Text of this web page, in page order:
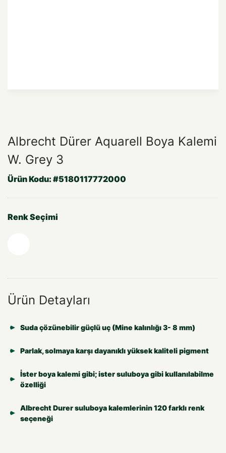
Albrecht Dürer Aquarell Boya Kalemi
W. Grey 3
Ürün Kodu: #5180117772000
Renk Seçimi
Ürün Detayları
Suda çözünebilir güçlü uç (Mine kalınlığı 3- 8 mm)
Parlak, solmaya karşı dayanıklı yüksek kaliteli pigment
İster boya kalemi gibi; ister suluboya gibi kullanılabilme
özelliği
Albrecht Durer suluboya kalemlerinin 120 farklı renk
seçeneği